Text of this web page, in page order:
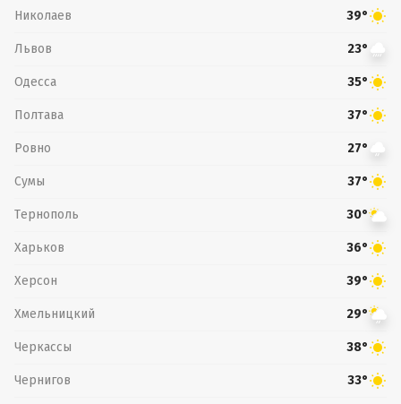
Николаев 39°
Львов 23°
Одесса 35°
Полтава 37°
Ровно 27°
Сумы 37°
Тернополь 30°
Харьков 36°
Херсон 39°
Хмельницкий 29°
Черкассы 38°
Чернигов 33°